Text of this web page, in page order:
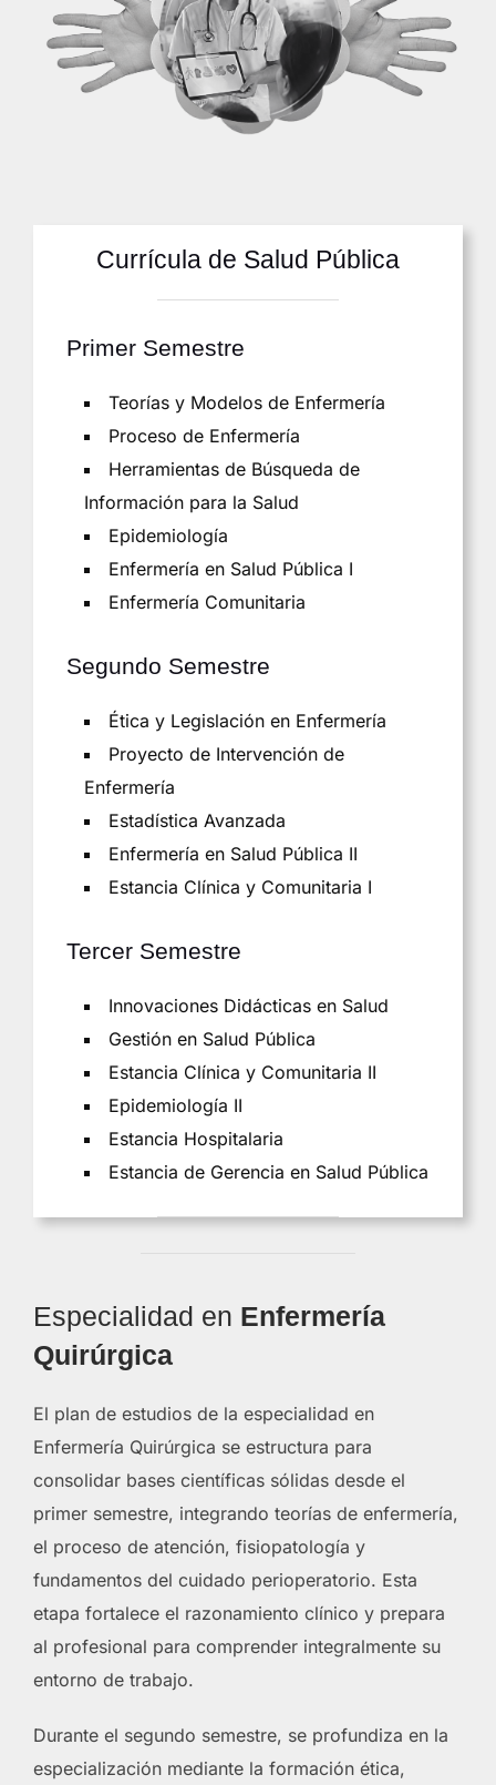
Currícula de Salud Pública
Primer Semestre
Teorías y Modelos de Enfermería
Proceso de Enfermería
Herramientas de Búsqueda de
Información para la Salud
Epidemiología
Enfermería en Salud Pública I
Enfermería Comunitaria
Segundo Semestre
Ética y Legislación en Enfermería
Proyecto de Intervención de
Enfermería
Estadística Avanzada
Enfermería en Salud Pública II
Estancia Clínica y Comunitaria I
Tercer Semestre
Innovaciones Didácticas en Salud
Gestión en Salud Pública
Estancia Clínica y Comunitaria II
Epidemiología II
Estancia Hospitalaria
Estancia de Gerencia en Salud Pública
Especialidad en Enfermería
Quirúrgica
El plan de estudios de la especialidad en
Enfermería Quirúrgica se estructura para
consolidar bases científicas sólidas desde el
primer semestre, integrando teorías de enfermería,
el proceso de atención, fisiopatología y
fundamentos del cuidado perioperatorio. Esta
etapa fortalece el razonamiento clínico y prepara
al profesional para comprender integralmente su
entorno de trabajo.
Durante el segundo semestre, se profundiza en la
especialización mediante la formación ética,